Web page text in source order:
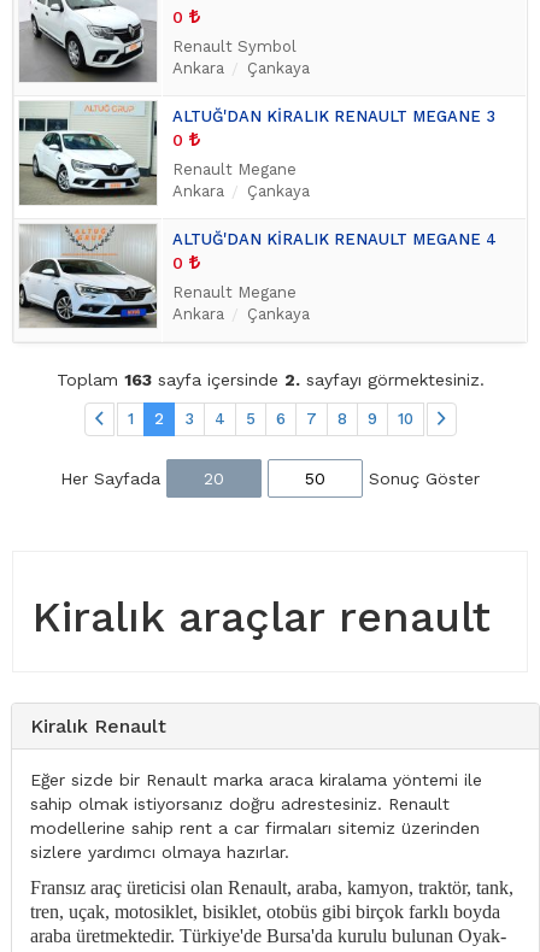
0
Renault Symbol
Ankara
Çankaya
ALTUĞ'DAN KİRALIK RENAULT MEGANE 3
0
Renault Megane
Ankara
Çankaya
ALTUĞ'DAN KİRALIK RENAULT MEGANE 4
0
Renault Megane
Ankara
Çankaya
Toplam 163sayfa içersinde 2.sayfayı görmektesiniz.
1 2 3 4 5 6 7 8 9 10
Her Sayfada 20 50 Sonuç Göster
Kiralık araçlar renault
Kiralık Renault
Eğer sizde bir Renault marka araca kiralama yöntemi ile
sahip olmak istiyorsanız doğru adrestesiniz. Renault
modellerine sahip rent a car firmaları sitemiz üzerinden
sizlere yardımcı olmaya hazırlar.
Fransız araç üreticisi olan Renault, araba, kamyon, traktör, tank,
tren, uçak, motosiklet, bisiklet, otobüs gibi birçok farklı boyda
araba üretmektedir. Türkiye'de Bursa'da kurulu bulunan Oyak-